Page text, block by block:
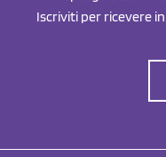
Iscriviti per ricevere